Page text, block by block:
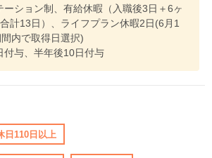
ション制、有給休暇（入職後3日＋6ヶ
計13日）、ライフプラン休暇2日(6月1
内で取得日選択)
与、半年後10日付与
日110日以上